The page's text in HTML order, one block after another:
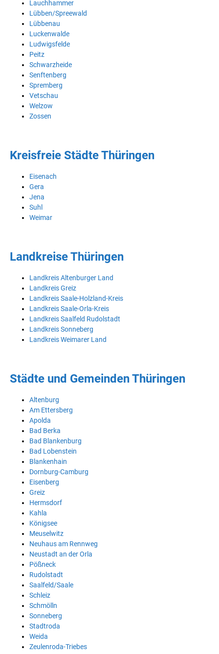
Lauchhammer
Lübben/Spreewald
Lübbenau
Luckenwalde
Ludwigsfelde
Peitz
Schwarzheide
Senftenberg
Spremberg
Vetschau
Welzow
Zossen
Kreisfreie Städte Thüringen
Eisenach
Gera
Jena
Suhl
Weimar
Landkreise Thüringen
Landkreis Altenburger Land
Landkreis Greiz
Landkreis Saale-Holzland-Kreis
Landkreis Saale-Orla-Kreis
Landkreis Saalfeld Rudolstadt
Landkreis Sonneberg
Landkreis Weimarer Land
Städte und Gemeinden Thüringen
Altenburg
Am Ettersberg
Apolda
Bad Berka
Bad Blankenburg
Bad Lobenstein
Blankenhain
Dornburg-Camburg
Eisenberg
Greiz
Hermsdorf
Kahla
Königsee
Meuselwitz
Neuhaus am Rennweg
Neustadt an der Orla
Pößneck
Rudolstadt
Saalfeld/Saale
Schleiz
Schmölln
Sonneberg
Stadtroda
Weida
Zeulenroda-Triebes